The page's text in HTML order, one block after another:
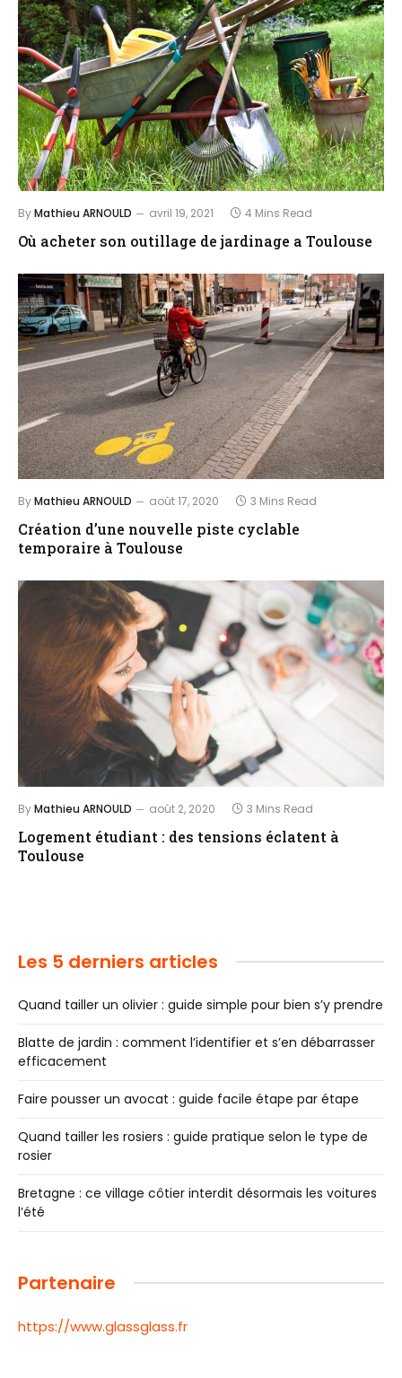
ByMathieu ARNOULD avril 19, 2021 4 Mins Read
Où acheter son outillage de jardinage a Toulouse
ByMathieu ARNOULD août 17, 2020 3 Mins Read
Création d’une nouvelle piste cyclable
temporaire à Toulouse
ByMathieu ARNOULD août 2, 2020 3 Mins Read
Logement étudiant : des tensions éclatent à
Toulouse
Les 5 derniers articles
Quand tailler un olivier : guide simple pour bien s’y prendre
Blatte de jardin : comment l’identifier et s’en débarrasser
efficacement
Faire pousser un avocat : guide facile étape par étape
Quand tailler les rosiers : guide pratique selon le type de
rosier
Bretagne : ce village côtier interdit désormais les voitures
l’été
Partenaire
https://www.glassglass.fr